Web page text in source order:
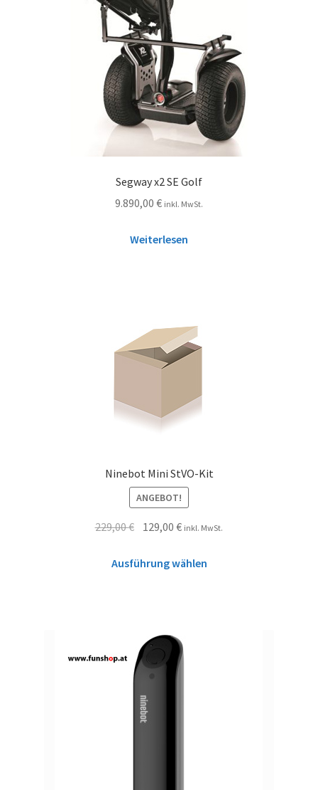
Segway x2 SE Golf
9.890,00 € inkl. MwSt.
Weiterlesen
Ninebot Mini StVO-Kit
ANGEBOT!
229,00€ 129,00€ inkl. MwSt.
Ausführung wählen